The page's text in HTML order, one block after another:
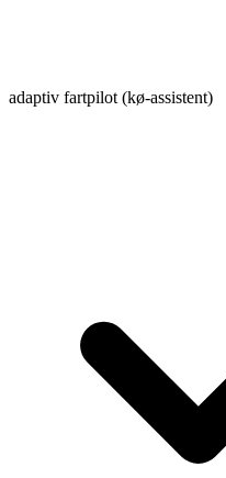
adaptiv fartpilot (kø-assistent)